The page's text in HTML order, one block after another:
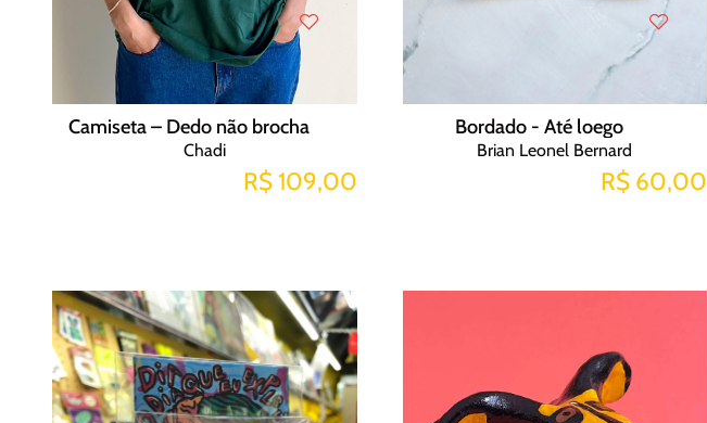
Camiseta – Dedo não brocha
Chadi
R$ 109,00
Bordado - Até loego
Brian Leonel Bernard
R$ 60,00